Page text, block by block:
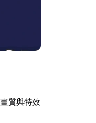
質與特效